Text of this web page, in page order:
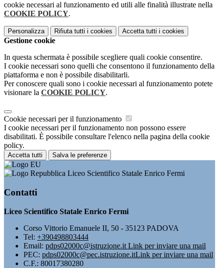
cookie necessari al funzionamento ed utili alle finalità illustrate nella
COOKIE POLICY.
Personalizza Rifiuta tutti i cookies Accetta tutti i cookies
Gestione cookie
In questa schermata è possibile scegliere quali cookie consentire.
I cookie necessari sono quelli che consentono il funzionamento della
piattaforma e non è possibile disabilitarli.
Per conoscere quali sono i cookie necessari al funzionamento potete
visionare la COOKIE POLICY.
Cookie necessari per il funzionamento
I cookie necessari per il funzionamento non possono essere
disabilitati. È possibile consultare l'elenco nella pagina della cookie
policy.
Accetta tutti Salva le preferenze
Liceo Scientifico Statale Enrico Fermi
Contatti
Liceo Scientifico Statale Enrico Fermi
Corso Vittorio Emanuele II, 50 - 35123 PADOVA
Tel: +390498803444
Email: pdps02000c@istruzione.it Link per inviare una mail
PEC: pdps02000c@pec.istruzione.itLink per inviare una mail
C.F.: 80017380280